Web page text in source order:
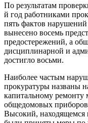
По результатам
й год работниками
пять фактов
вынесено восемь
предостережений, а
дисциплинарной и
достигло восьми.
Наиболее частым
прокуратуры названы
капитальному ремонту
общедомовых
Высокий,